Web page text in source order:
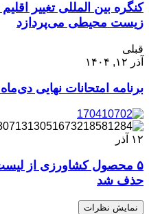
کنگره بین المللی تغییر
زیست محیطی می‌پردازد
قبلی
آذر ۱۲, ۱۴۰۴
برنامه امتحانات نهایی
۱۲ آذر
۵ محصول کشاورزی از
حذف شد
نمایش نظرات